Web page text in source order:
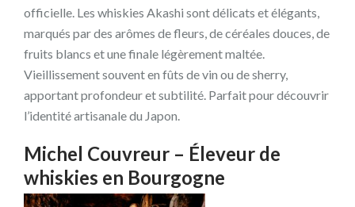
officielle. Les whiskies Akashi sont délicats et élégants,
marqués par des arômes de fleurs, de céréales douces, de
fruits blancs et une finale légèrement maltée.
Vieillissement souvent en fûts de vin ou de sherry,
apportant profondeur et subtilité. Parfait pour découvrir
l’identité artisanale du Japon.
Michel Couvreur – Éleveur de
whiskies en Bourgogne